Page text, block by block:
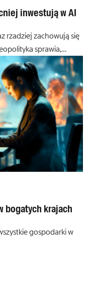
inwestują w AI
rzadziej zachowują się
sprawia,…
bogatych krajach
gospodarki w